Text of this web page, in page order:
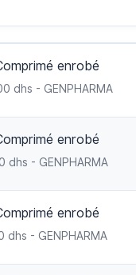
enrobé
dhs - GENPHARMA
enrobé
dhs - GENPHARMA
enrobé
dhs - GENPHARMA